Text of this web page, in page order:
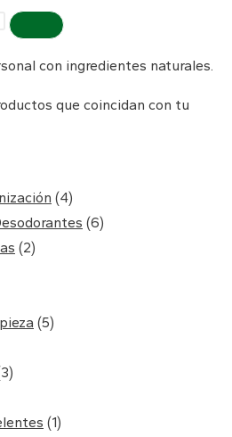
con ingredientes naturales.
que coincidan con tu
(4)
(6)
(2)
(5)
(1)